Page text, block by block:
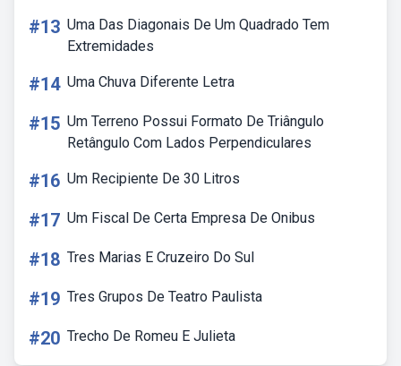
#13 Uma Das Diagonais De Um Quadrado Tem
Extremidades
#14 Uma Chuva Diferente Letra
#15 Um Terreno Possui Formato De Triângulo
Retângulo Com Lados Perpendiculares
#16 Um Recipiente De 30 Litros
#17 Um Fiscal De Certa Empresa De Onibus
#18 Tres Marias E Cruzeiro Do Sul
#19 Tres Grupos De Teatro Paulista
#20 Trecho De Romeu E Julieta